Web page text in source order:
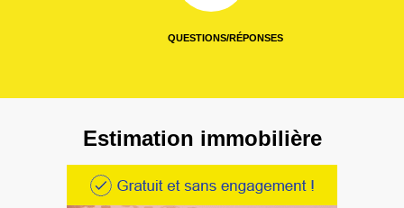
QUESTIONS/RÉPONSES
Estimation immobilière